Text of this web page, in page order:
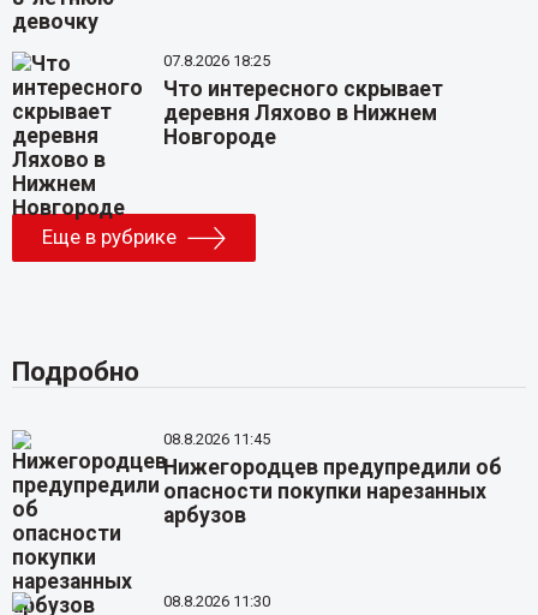
07.8.2026 18:25
Что интересного скрывает
деревня Ляхово в Нижнем
Новгороде
Еще в рубрике
Подробно
08.8.2026 11:45
Нижегородцев предупредили об
опасности покупки нарезанных
арбузов
08.8.2026 11:30